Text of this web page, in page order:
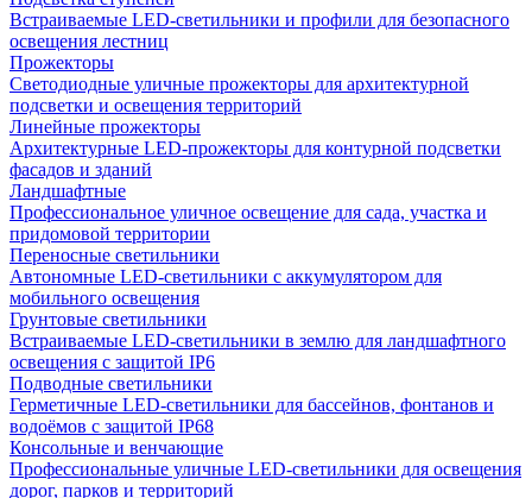
Встраиваемые LED-светильники и профили для безопасного
освещения лестниц
Прожекторы
Светодиодные уличные прожекторы для архитектурной
подсветки и освещения территорий
Линейные прожекторы
Архитектурные LED-прожекторы для контурной подсветки
фасадов и зданий
Ландшафтные
Профессиональное уличное освещение для сада, участка и
придомовой территории
Переносные светильники
Автономные LED-светильники с аккумулятором для
мобильного освещения
Грунтовые светильники
Встраиваемые LED-светильники в землю для ландшафтного
освещения с защитой IP6
Подводные светильники
Герметичные LED-светильники для бассейнов, фонтанов и
водоёмов с защитой IP68
Консольные и венчающие
Профессиональные уличные LED-светильники для освещения
дорог, парков и территорий